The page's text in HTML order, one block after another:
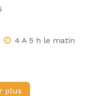
4 A 5 h le matin
plus